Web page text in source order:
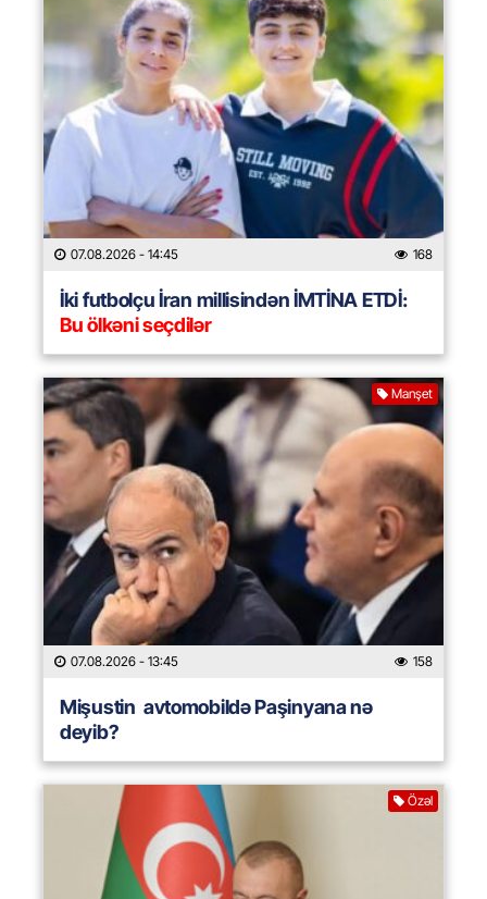
07.08.2026 - 14:45 168
İki futbolçu İran millisindən İMTİNA ETDİ:
Bu ölkəni seçdilər
Manşet
07.08.2026 - 13:45 158
Mişustin avtomobildə Paşinyana nə
deyib?
Özəl